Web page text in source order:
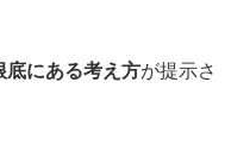
底にある考え方が提示さ